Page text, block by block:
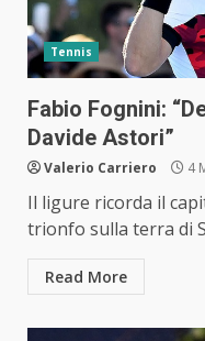
Tennis
Fabio Fognini:
Davide Astori”
Valerio Carriero 4
Il ligure ricorda il
trionfo sulla terra di
Read More